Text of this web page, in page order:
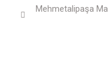
Mehmetalipaşa